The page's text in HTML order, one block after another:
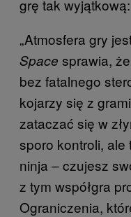
grę tak wyjątkową:
„Atmosfera gry
Space sprawia,
bez fatalnego
kojarzy się z
zataczać się w
sporo kontroli,
ninja ‒ czujesz
z tym współgra
Ograniczenia,